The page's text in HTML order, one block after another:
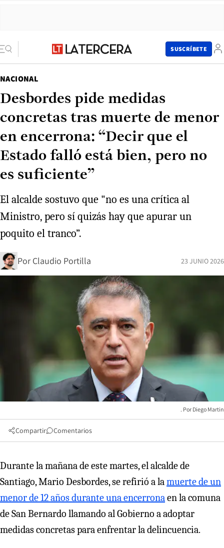
SUSCRÍBETE
NACIONAL
Desbordes pide medidas
concretas tras muerte de menor
en encerrona: “Decir que el
Estado falló está bien, pero no
es suficiente”
El alcalde sostuvo que "no es una crítica al
Ministro, pero sí quizás hay que apurar un
poquito el tranco”.
Por Claudio Portilla 23 JUNIO 2026
Diego Martin
Compartir Comentarios
Durante la mañana de este martes, el alcalde de
Santiago, Mario Desbordes, se refirió a lamuerte de un
menor de 12 años durante una encerronaen la comuna
de San Bernardo llamando al Gobierno a adoptar
medidas concretas para enfrentar la delincuencia.